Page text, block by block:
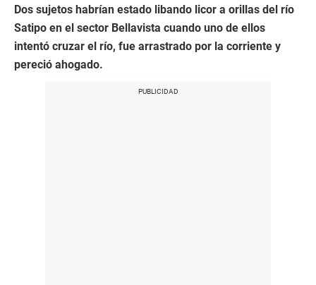
Dos sujetos habrían estado libando licor a orillas del río
Satipo en el sector Bellavista cuando uno de ellos
intentó cruzar el río, fue arrastrado por la corriente y
pereció ahogado.